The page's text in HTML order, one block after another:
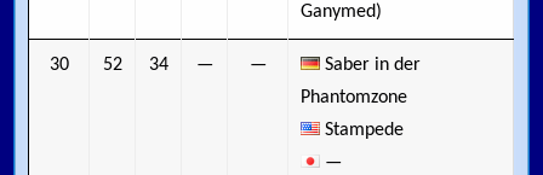
Ganymed)
30 52 34 — —
Saber in der
Phantomzone
Stampede
—